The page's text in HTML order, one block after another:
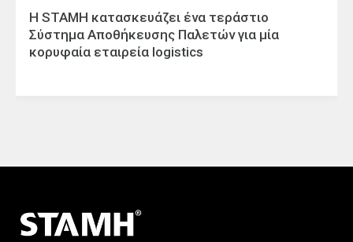
Η STAMH κατασκευάζει ένα τεράστιο
Σύστημα Αποθήκευσης Παλετών για μία
κορυφαία εταιρεία logistics